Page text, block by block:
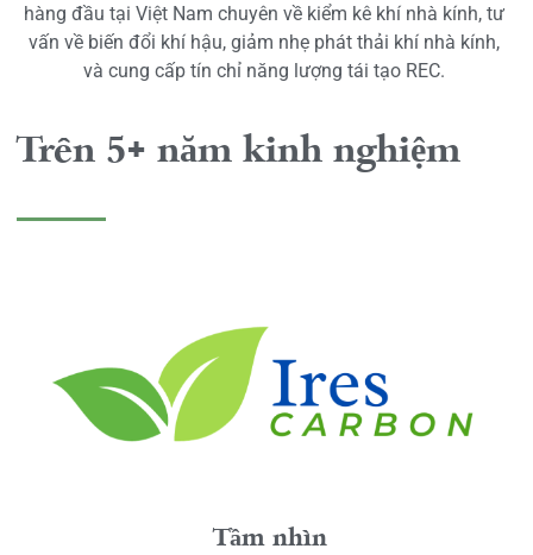
hàng đầu tại Việt Nam chuyên về kiểm kê khí nhà kính, tư
vấn về biến đổi khí hậu, giảm nhẹ phát thải khí nhà kính,
và cung cấp tín chỉ năng lượng tái tạo REC.
Trên 5+ năm kinh nghiệm
Tầm nhìn